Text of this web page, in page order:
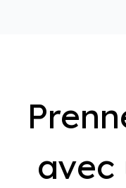
avec